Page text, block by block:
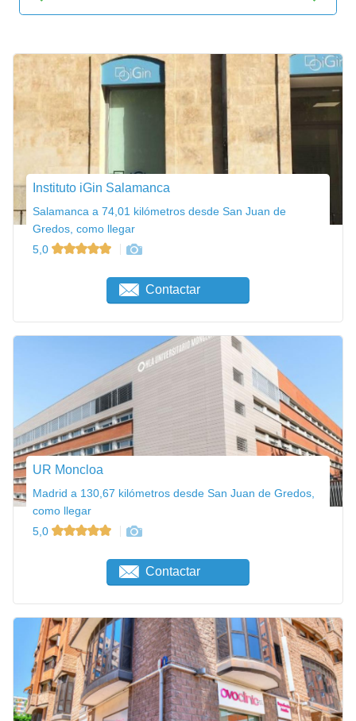
Instituto iGin Salamanca
Salamanca a 74,01 kilómetros desde San Juan de
Gredos, como llegar
5,0
Contactar
UR Moncloa
Madrid a 130,67 kilómetros desde San Juan de Gredos,
como llegar
5,0
Contactar